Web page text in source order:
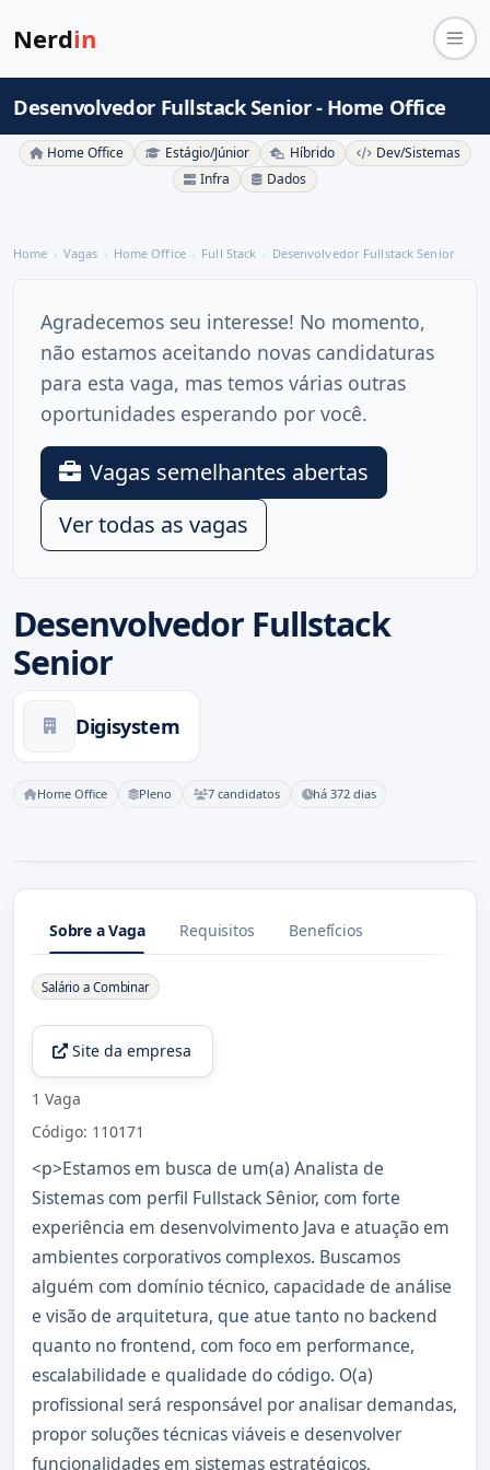
Nerdin
Desenvolvedor Fullstack Senior - Home Office
Home Office Estágio/Júnior Híbrido
Dev/Sistemas
Infra
Dados
Home Vagas Home Office Full Stack Desenvolvedor Fullstack Senior
Desenvolvedor Fullstack
Senior
Digisystem
Home Office Pleno 7 candidatos há 372 dias
Agradecemos seu interesse! No momento,
não estamos aceitando novas candidaturas
para esta vaga, mas temos várias outras
oportunidades esperando por você.
Vagas semelhantes abertas
Ver todas as vagas
Sobre a Vaga Requisitos Benefícios
Sobre a Vaga
Salário a Combinar
Site da empresa
1 Vaga
Código: 110171
<p>Estamos em busca de um(a) Analista de
Sistemas com perfil Fullstack Sênior, com forte
experiência em desenvolvimento Java e atuação em
ambientes corporativos complexos. Buscamos
alguém com domínio técnico, capacidade de análise
e visão de arquitetura, que atue tanto no backend
quanto no frontend, com foco em performance,
escalabilidade e qualidade do código. O(a)
profissional será responsável por analisar demandas,
propor soluções técnicas viáveis e desenvolver
funcionalidades em sistemas estratégicos,